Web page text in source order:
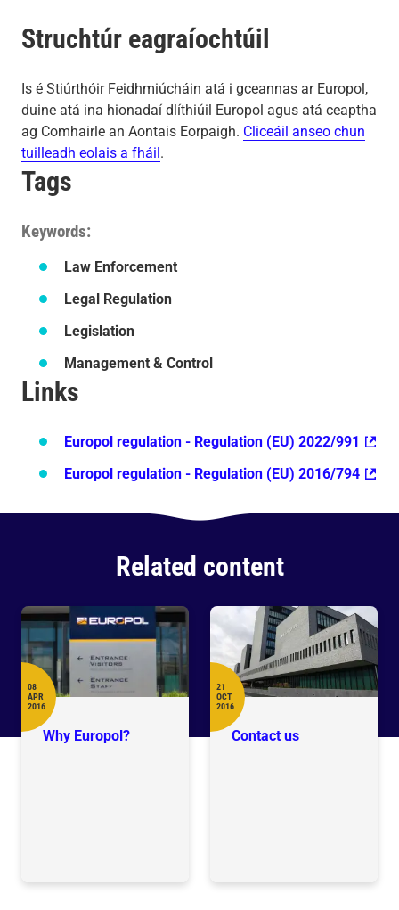
Struchtúr eagraíochtúil
Is é Stiúrthóir Feidhmiúcháin atá i gceannas ar Europol,
duine atá ina hionadaí dlíthiúil Europol agus atá ceaptha
ag Comhairle an Aontais Eorpaigh. Cliceáil anseo chun
tuilleadh eolais a fháil.
Tags
Keywords
Law Enforcement
Legal Regulation
Legislation
Management & Control
Links
Europol regulation - Regulation (EU) 2022/991
Europol regulation - Regulation (EU) 2016/794
Related content
Why Europol?
Date
08
APR
2016
Contact us
Date
21
OCT
2016